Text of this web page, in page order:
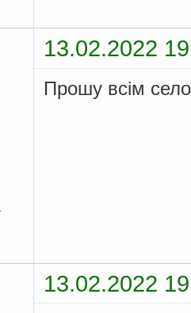
13.02.2022
Прошу всім
13.02.2022